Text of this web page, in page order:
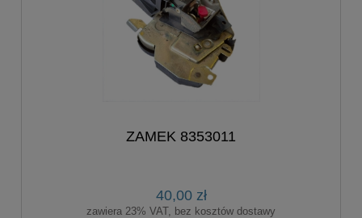
ZAMEK 8353011
40,00 zł
zawiera 23% VAT, bez kosztów dostawy